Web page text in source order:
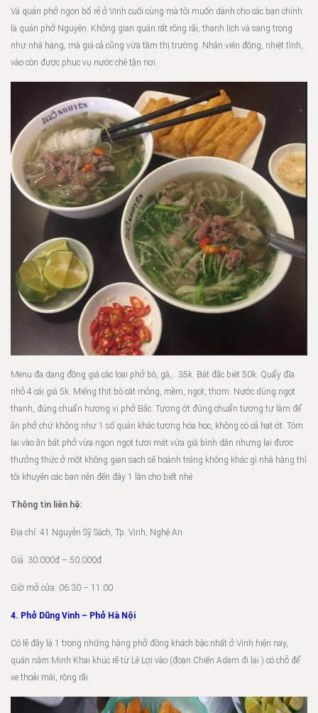
Và quán phở ngon bổ rẻ ở Vinh cuối cùng mà tôi muốn dành cho các bạn chính
là quán phở Nguyên. Không gian quán rất rộng rãi, thanh lịch và sang trọng
như nhà hàng, mà giá cả cũng vừa tầm thị trường. Nhân viên đông, nhiệt tình,
vào còn được phục vụ nước chè tận nơi.
Menu đa dạng đồng giá các loại phở bò, gà,.. 35k. Bát đặc biệt 50k. Quẩy đĩa
nhỏ 4 cái giá 5k. Miếng thịt bò cắt mỏng, mềm, ngọt, thơm. Nước dùng ngọt
thanh, đúng chuẩn hương vị phở Bắc. Tương ớt đúng chuẩn tương tự làm để
ăn phở chứ không như 1 số quán khác tương hóa học, không có cả hạt ớt. Tóm
lại vào ăn bát phở vừa ngon ngọt tươi mát vừa giá bình dân nhưng lại được
thưởng thức ở một không gian sạch sẽ hoành tráng không khác gì nhà hàng thì
tôi khuyên các bạn nên đến đây 1 lần cho biết nhé
Thông tin liên hệ:
Địa chỉ: 41 Nguyễn Sỹ Sách, Tp. Vinh, Nghệ An
Giá: 30.000đ – 50.000đ
Giờ mở cửa: 06:30 – 11:00
4. Phở Dũng Vinh – Phở Hà Nội
Có lẽ đây là 1 trong những hàng phở đông khách bậc nhất ở Vinh hiện nay,
quán nằm Minh Khai khúc rẽ từ Lê Lợi vào (đoạn Chiến Adam đi lại ) có chỗ để
xe thoải mái, rộng rãi.